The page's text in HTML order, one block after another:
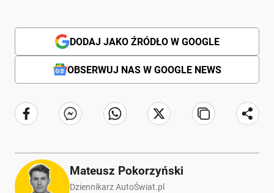
DODAJ JAKO ŹRÓDŁO W GOOGLE
OBSERWUJ NAS W GOOGLE NEWS
Mateusz Pokorzyński
Dziennikarz AutoŚwiat.pl